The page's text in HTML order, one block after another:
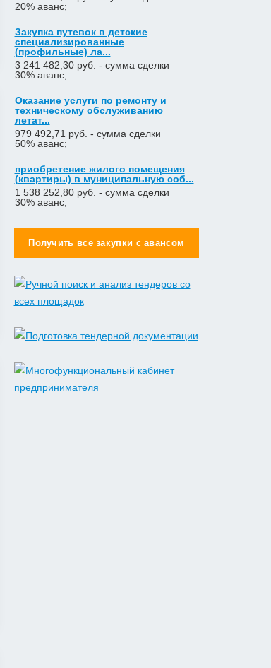
20% аванс;
Закупка путевок в детские
специализированные
(профильные) ла...
3 241 482,30 руб. - сумма сделки
30% аванс;
Оказание услуги по ремонту и
техническому обслуживанию
летат...
979 492,71 руб. - сумма сделки
50% аванс;
приобретение жилого помещения
(квартиры) в муниципальную соб...
1 538 252,80 руб. - сумма сделки
30% аванс;
Закупка путевок в санаторно-
курортные организации детям-
сиро...
5 860 400,00 руб. - сумма сделки
отдыха и оздоровления детей из...
20% аванс;
специализированные
(профильные) ла...
3 241 482,30 руб. - сумма сделки
Получить все закупки с авансом